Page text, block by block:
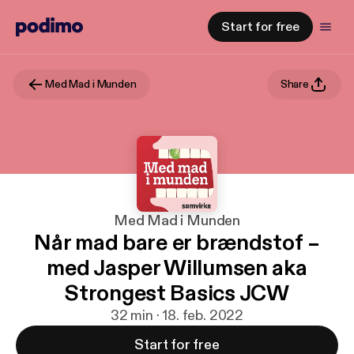
Start for free
Med Mad i Munden Share
Med Mad i Munden
Når mad bare er brændstof –
med Jasper Willumsen aka
Strongest Basics JCW
32 min · 18. feb. 2022
Start for free